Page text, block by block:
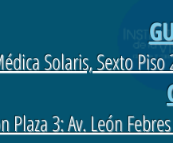
Solaris, Sexto Piso
Plaza 3: Av. León